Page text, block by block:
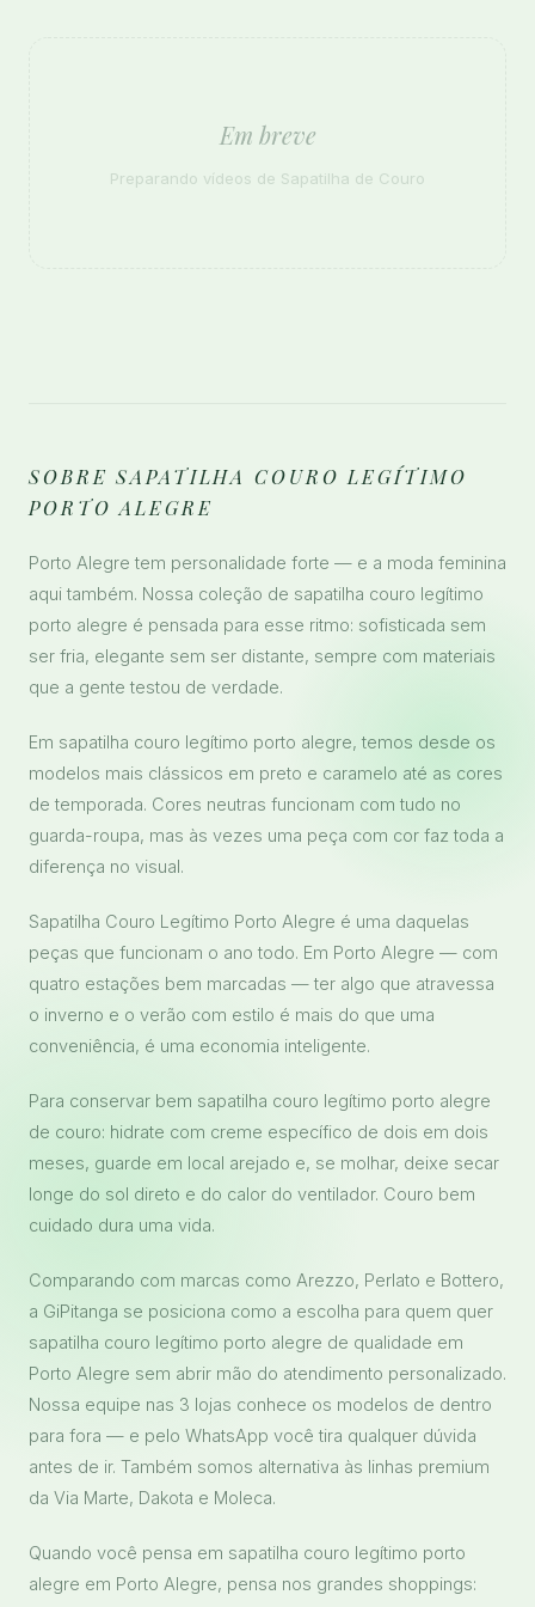
Em breve
Preparando vídeos de Sapatilha de Couro
SOBRE SAPATILHA COURO LEGÍTIMO
PORTO ALEGRE
Porto Alegre tem personalidade forte — e a moda feminina
aqui também. Nossa coleção de sapatilha couro legítimo
porto alegre é pensada para esse ritmo: sofisticada sem
ser fria, elegante sem ser distante, sempre com materiais
que a gente testou de verdade.
Em sapatilha couro legítimo porto alegre, temos desde os
modelos mais clássicos em preto e caramelo até as cores
de temporada. Cores neutras funcionam com tudo no
guarda-roupa, mas às vezes uma peça com cor faz toda a
diferença no visual.
Sapatilha Couro Legítimo Porto Alegre é uma daquelas
peças que funcionam o ano todo. Em Porto Alegre — com
quatro estações bem marcadas — ter algo que atravessa
o inverno e o verão com estilo é mais do que uma
conveniência, é uma economia inteligente.
Para conservar bem sapatilha couro legítimo porto alegre
de couro: hidrate com creme específico de dois em dois
meses, guarde em local arejado e, se molhar, deixe secar
longe do sol direto e do calor do ventilador. Couro bem
cuidado dura uma vida.
Comparando com marcas como Arezzo, Perlato e Bottero,
a GiPitanga se posiciona como a escolha para quem quer
sapatilha couro legítimo porto alegre de qualidade em
Porto Alegre sem abrir mão do atendimento personalizado.
Nossa equipe nas 3 lojas conhece os modelos de dentro
para fora — e pelo WhatsApp você tira qualquer dúvida
antes de ir. Também somos alternativa às linhas premium
da Via Marte, Dakota e Moleca.
Quando você pensa em sapatilha couro legítimo porto
alegre em Porto Alegre, pensa nos grandes shoppings: